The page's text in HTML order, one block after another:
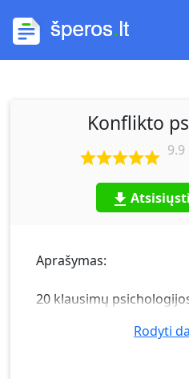
Konflikto
9.9
Aprašymas:
20 klausimų
Rodyti